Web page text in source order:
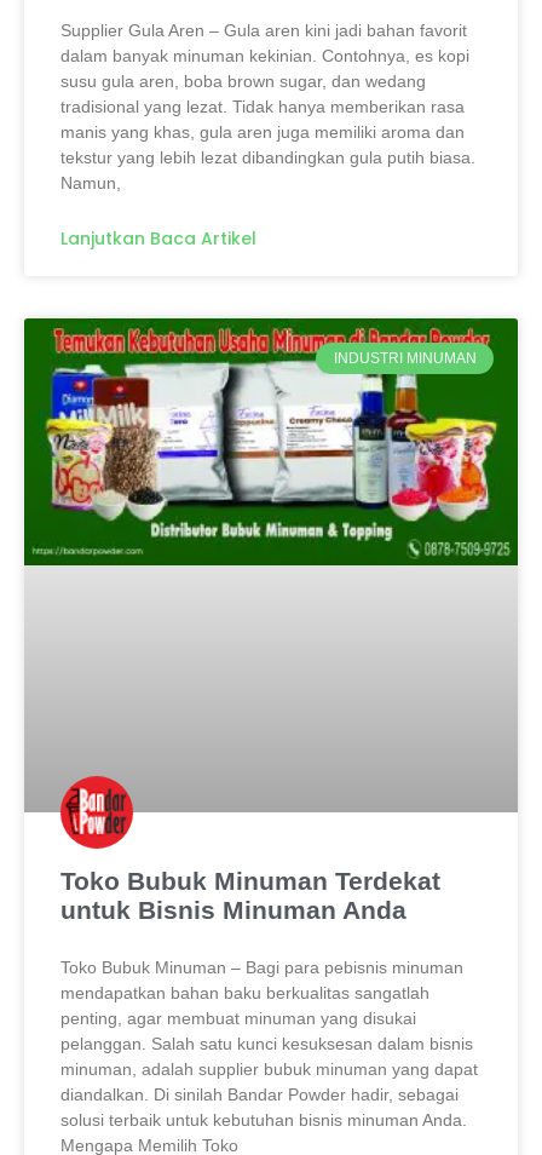
Supplier Gula Aren – Gula aren kini jadi bahan favorit
dalam banyak minuman kekinian. Contohnya, es kopi
susu gula aren, boba brown sugar, dan wedang
tradisional yang lezat. Tidak hanya memberikan rasa
manis yang khas, gula aren juga memiliki aroma dan
tekstur yang lebih lezat dibandingkan gula putih biasa.
Namun,
Lanjutkan Baca Artikel
INDUSTRI MINUMAN
Toko Bubuk Minuman Terdekat
untuk Bisnis Minuman Anda
Toko Bubuk Minuman – Bagi para pebisnis minuman
mendapatkan bahan baku berkualitas sangatlah
penting, agar membuat minuman yang disukai
pelanggan. Salah satu kunci kesuksesan dalam bisnis
minuman, adalah supplier bubuk minuman yang dapat
diandalkan. Di sinilah Bandar Powder hadir, sebagai
solusi terbaik untuk kebutuhan bisnis minuman Anda.
Mengapa Memilih Toko